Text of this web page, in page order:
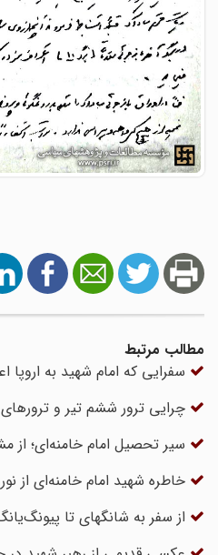
مطالب مرتبط
سفرایی که امام شهید به اروپا
چرایی ترور ششم تیر و ترورهای
سیر تحصیل امام خامنه‌ای؛ از
خاطره شهید امام خامنه‌ای از
از سفر به شانگهای تا پیونگ‌یانگ